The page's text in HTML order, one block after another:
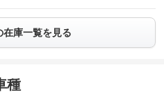
在庫一覧を見る
種